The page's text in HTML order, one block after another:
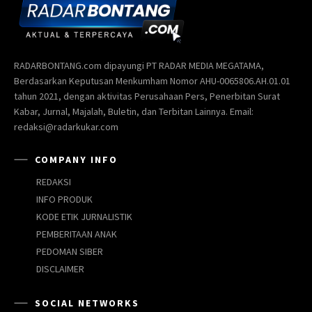
RADARBONTANG.com dipayungi PT RADAR MEDIA MEGATAMA,
Berdasarkan Keputusan Menkumham Nomor AHU-0065806.AH.01.01
tahun 2021, dengan aktivitas Perusahaan Pers, Penerbitan Surat
Kabar, Jurnal, Majalah, Buletin, dan Terbitan Lainnya. Email:
redaksi@radarkukar.com
COMPANY INFO
REDAKSI
INFO PRODUK
KODE ETIK JURNALISTIK
PEMBERITAAN ANAK
PEDOMAN SIBER
DISCLAIMER
SOCIAL NETWORKS